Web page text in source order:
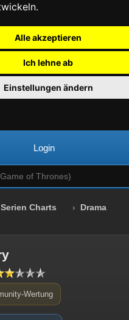
Alle akzeptieren
Ich lehne ab
Einstellungen ändern
Login
of Thrones)
Serien Charts
Drama
Wertung